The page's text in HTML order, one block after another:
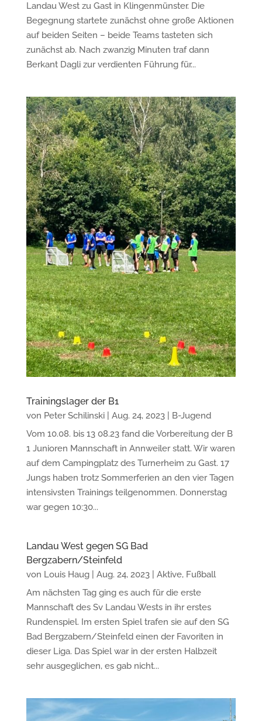
Landau West zu Gast in Klingenmünster. Die
Begegnung startete zunächst ohne große Aktionen
auf beiden Seiten – beide Teams tasteten sich
zunächst ab. Nach zwanzig Minuten traf dann
Berkant Dagli zur verdienten Führung für...
Trainingslager der B1
von Peter Schilinski| Aug. 24, 2023|
B-Jugend
Vom 10.08. bis 13 08.23 fand die Vorbereitung der B
1 Junioren Mannschaft in Annweiler statt. Wir waren
auf dem Campingplatz des Turnerheim zu Gast. 17
Jungs haben trotz Sommerferien an den vier Tagen
intensivsten Trainings teilgenommen. Donnerstag
war gegen 10:30...
Landau West gegen SG Bad
Bergzabern/Steinfeld
von Louis Haug| Aug. 24, 2023| Aktive, Fußball
Am nächsten Tag ging es auch für die erste
Mannschaft des Sv Landau Wests in ihr erstes
Rundenspiel. Im ersten Spiel trafen sie auf den SG
Bad Bergzabern/Steinfeld einen der Favoriten in
dieser Liga. Das Spiel war in der ersten Halbzeit
sehr ausgeglichen, es gab nicht...